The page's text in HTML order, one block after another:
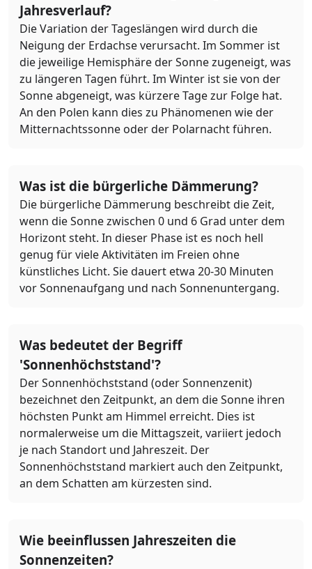
Jahresverlauf?
Die Variation der Tageslängen wird durch die
Neigung der Erdachse verursacht. Im Sommer ist
die jeweilige Hemisphäre der Sonne zugeneigt, was
zu längeren Tagen führt. Im Winter ist sie von der
Sonne abgeneigt, was kürzere Tage zur Folge hat.
An den Polen kann dies zu Phänomenen wie der
Mitternachtssonne oder der Polarnacht führen.
Was ist die bürgerliche Dämmerung?
Die bürgerliche Dämmerung beschreibt die Zeit,
wenn die Sonne zwischen 0 und 6 Grad unter dem
Horizont steht. In dieser Phase ist es noch hell
genug für viele Aktivitäten im Freien ohne
künstliches Licht. Sie dauert etwa 20-30 Minuten
vor Sonnenaufgang und nach Sonnenuntergang.
Was bedeutet der Begriff
'Sonnenhöchststand'?
Der Sonnenhöchststand (oder Sonnenzenit)
bezeichnet den Zeitpunkt, an dem die Sonne ihren
höchsten Punkt am Himmel erreicht. Dies ist
normalerweise um die Mittagszeit, variiert jedoch
je nach Standort und Jahreszeit. Der
Sonnenhöchststand markiert auch den Zeitpunkt,
an dem Schatten am kürzesten sind.
Wie beeinflussen Jahreszeiten die
Sonnenzeiten?